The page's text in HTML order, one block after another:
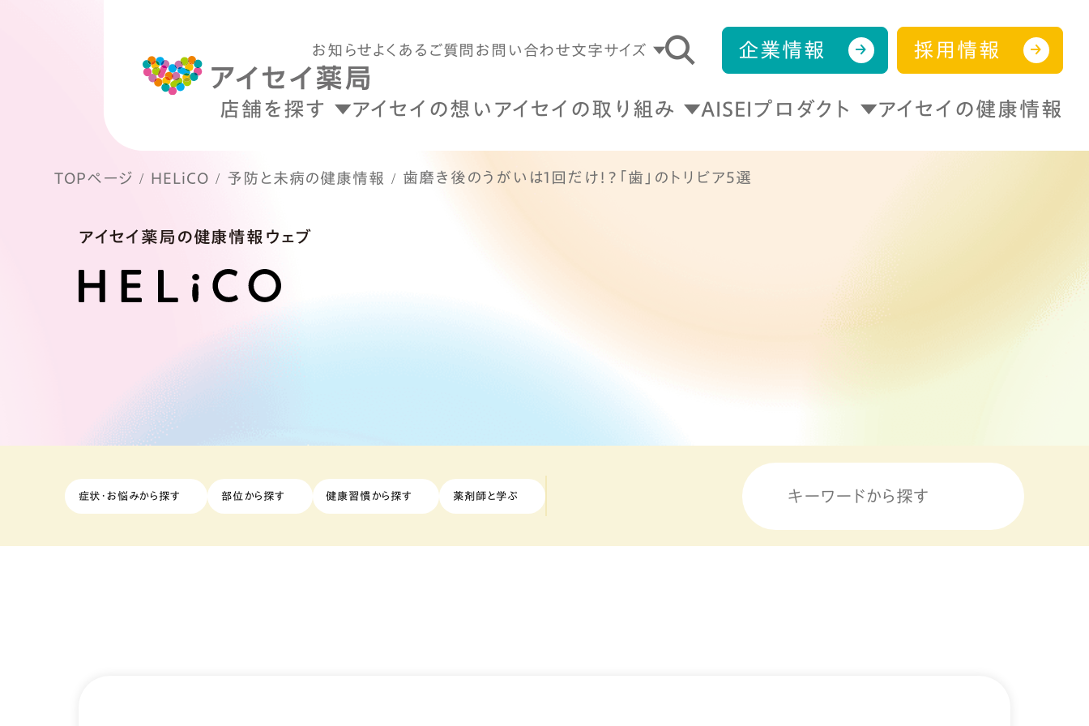
お知らせよくあるご質問 お問い合わせ文字サイズ 企業情報 採用情報
店舗を探す アイセイの想い アイセイの取り組み AISEIプロダクト アイセイの健康情報
TOPページ HELiCO 予防と未病の健康情報 歯磨き後のうがいは1回だけ！？「歯」のトリビア5選
アイセイ薬局の健康情報ウェブ
症状・お悩みから探す 部位から探す 健康習慣から探す 薬剤師と学ぶ